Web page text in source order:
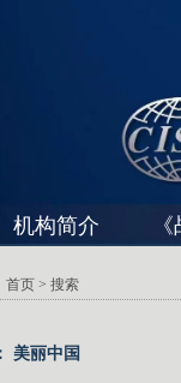
机构简介
首页 > 搜索
美丽中国